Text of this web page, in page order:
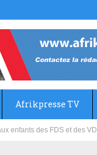
Afrikpresse TV